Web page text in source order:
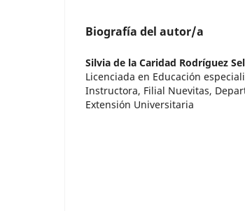
Biografía del autor/a
Silvia de la Caridad Rodríguez
Licenciada en Educación
Instructora, Filial Nuevitas,
Extensión Universitaria